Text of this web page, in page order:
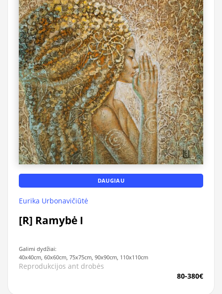
DAUGIAU
Eurika Urbonavičiūtė
[R] Ramybė I
Galimi dydžiai:
40x40cm, 60x60cm, 75x75cm, 90x90cm, 110x110cm
Reprodukcijos ant drobės
80-380€